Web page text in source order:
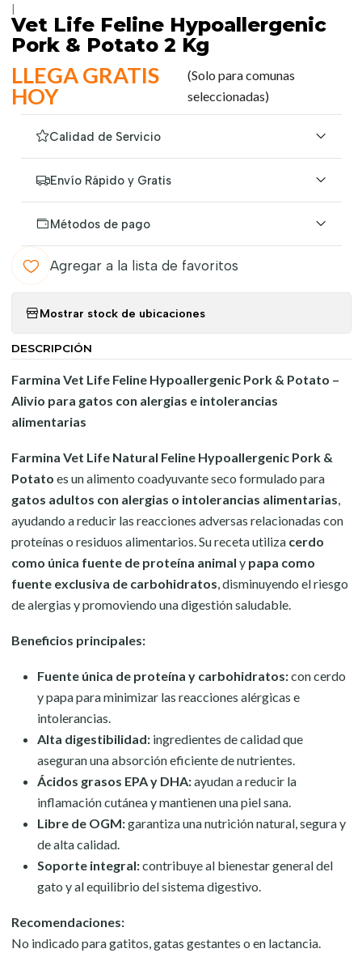
Vet Life Feline Hypoallergenic
Pork & Potato 2 Kg
LLEGA GRATIS
HOY
(Solo para comunas
seleccionadas)
Calidad de Servicio
Envío Rápido y Gratis
Métodos de pago
Agregar a la lista de favoritos
Mostrar stock de ubicaciones
DESCRIPCIÓN
Farmina Vet Life Feline Hypoallergenic Pork & Potato –
Alivio para gatos con alergias e intolerancias
alimentarias
Farmina Vet Life Natural Feline Hypoallergenic Pork &
Potato es un alimento coadyuvante seco formulado para
gatos adultos con alergias o intolerancias alimentarias,
ayudando a reducir las reacciones adversas relacionadas con
proteínas o residuos alimentarios. Su receta utiliza cerdo
como única fuente de proteína animal y papa como
fuente exclusiva de carbohidratos, disminuyendo el riesgo
de alergias y promoviendo una digestión saludable.
Beneficios principales:
Fuente única de proteína y carbohidratos:con cerdo
y papa para minimizar las reacciones alérgicas e
intolerancias.
Alta digestibilidad:ingredientes de calidad que
aseguran una absorción eficiente de nutrientes.
Ácidos grasos EPA y DHA:ayudan a reducir la
inflamación cutánea y mantienen una piel sana.
Libre de OGM:garantiza una nutrición natural, segura y
de alta calidad.
Soporte integral:contribuye al bienestar general del
gato y al equilibrio del sistema digestivo.
Recomendaciones:
No indicado para gatitos, gatas gestantes o en lactancia.